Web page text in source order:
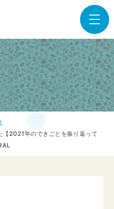
2021年のできごとを振り返って